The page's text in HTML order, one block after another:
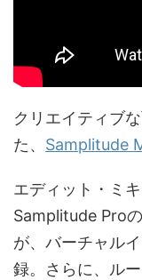
クリエイティブ
た、 Samplitude
エディット・ミ
Samplitude Pro
が、バーチャル
録。さらに、ル